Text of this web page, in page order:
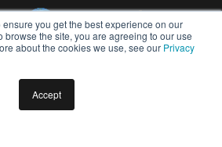
you get the best experience on our
browse the site, you are agreeing to our use
about the cookies we use, see our Privacy
Accept